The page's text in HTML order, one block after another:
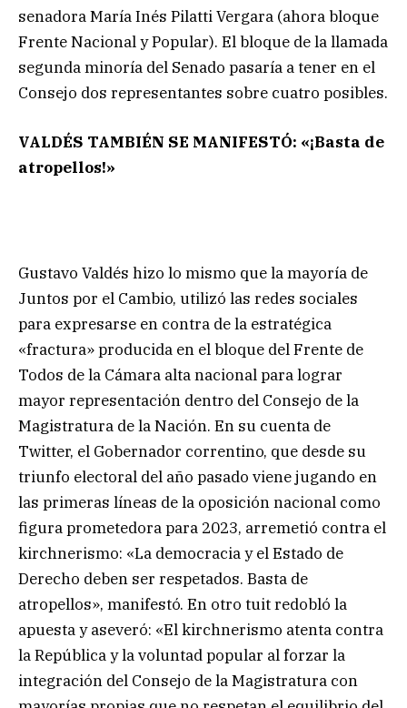
senadora María Inés Pilatti Vergara (ahora bloque
Frente Nacional y Popular). El bloque de la llamada
segunda minoría del Senado pasaría a tener en el
Consejo dos representantes sobre cuatro posibles.
VALDÉS TAMBIÉN SE MANIFESTÓ: «¡Basta de
atropellos!»
Gustavo Valdés hizo lo mismo que la mayoría de
Juntos por el Cambio, utilizó las redes sociales
para expresarse en contra de la estratégica
«fractura» producida en el bloque del Frente de
Todos de la Cámara alta nacional para lograr
mayor representación dentro del Consejo de la
Magistratura de la Nación. En su cuenta de
Twitter, el Gobernador correntino, que desde su
triunfo electoral del año pasado viene jugando en
las primeras líneas de la oposición nacional como
figura prometedora para 2023, arremetió contra el
kirchnerismo: «La democracia y el Estado de
Derecho deben ser respetados. Basta de
atropellos», manifestó. En otro tuit redobló la
apuesta y aseveró: «El kirchnerismo atenta contra
la República y la voluntad popular al forzar la
integración del Consejo de la Magistratura con